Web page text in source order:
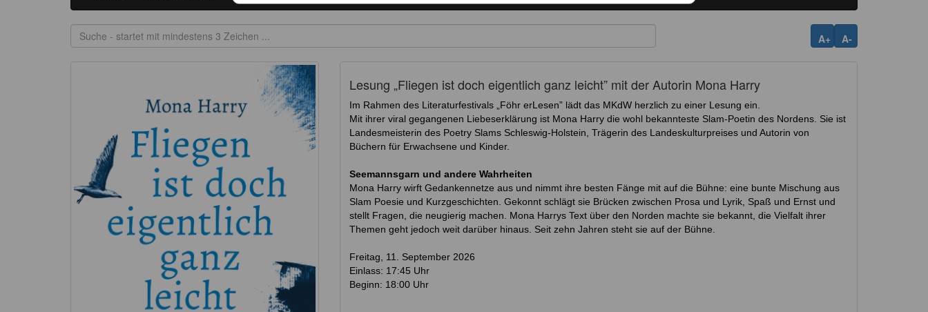
A-
A+
Lesung „Fliegen ist doch eigentlich ganz leicht” mit der Autorin Mona Harry
Im Rahmen des Literaturfestivals „Föhr erLesen” lädt das MKdW herzlich zu einer Lesung ein.
Mit ihrer viral gegangenen Liebeserklärung ist Mona Harry die wohl bekannteste Slam-Poetin des Nordens. Sie ist
Landesmeisterin des Poetry Slams Schleswig-Holstein, Trägerin des Landeskulturpreises und Autorin von
Büchern für Erwachsene und Kinder.
Seemannsgarn und andere Wahrheiten
Mona Harry wirft Gedankennetze aus und nimmt ihre besten Fänge mit auf die Bühne: eine bunte Mischung aus
Slam Poesie und Kurzgeschichten. Gekonnt schlägt sie Brücken zwischen Prosa und Lyrik, Spaß und Ernst und
stellt Fragen, die neugierig machen. Mona Harrys Text über den Norden machte sie bekannt, die Vielfalt ihrer
Themen geht jedoch weit darüber hinaus. Seit zehn Jahren steht sie auf der Bühne.
Freitag, 11. September 2026
Einlass: 17:45 Uhr
Beginn: 18:00 Uhr